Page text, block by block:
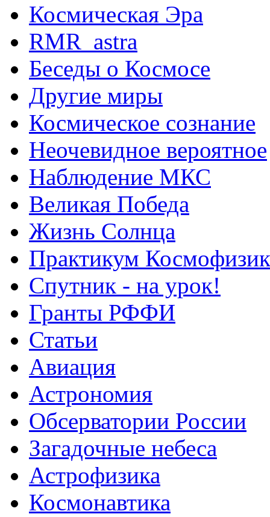
Космическая Эра
RMR_astra
Беседы о Космосе
Другие миры
Космическое сознание
Неочевидное вероятное
Наблюдение МКС
Великая Победа
Жизнь Солнца
Практикум
Спутник - на урок!
Гранты РФФИ
Статьи
Авиация
Астрономия
Обсерватории России
Загадочные небеса
Астрофизика
Космонавтика